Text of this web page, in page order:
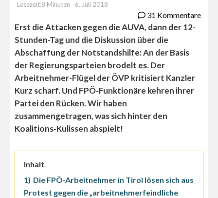
Lesezeit:8 Minuten
6. Juli 2018
31 Kommentare
Erst die Attacken gegen die AUVA, dann der 12-
Stunden-Tag und die Diskussion über die
Abschaffung der Notstandshilfe: An der Basis
der Regierungsparteien brodelt es. Der
Arbeitnehmer-Flügel der ÖVP kritisiert Kanzler
Kurz scharf. Und FPÖ-Funktionäre kehren ihrer
Partei den Rücken. Wir haben
zusammengetragen, was sich hinter den
Koalitions-Kulissen abspielt!
Inhalt
1) Die FPÖ-Arbeitnehmer in Tirol lösen sich aus
Protest gegen die „arbeitnehmerfeindliche